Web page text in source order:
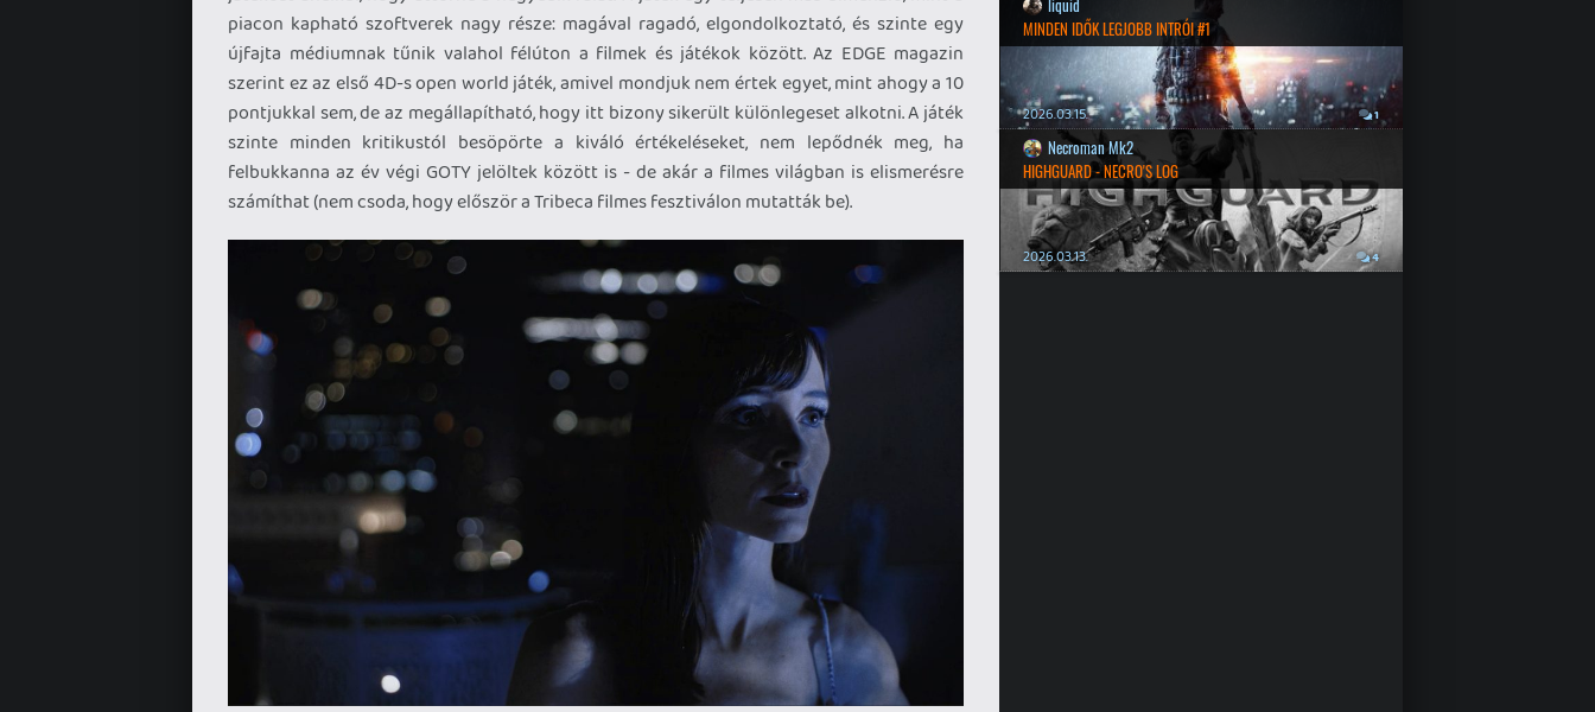
piacon kapható szoftverek nagy része: magával ragadó, elgondolkoztató, és szinte egy
újfajta médiumnak tűnik valahol félúton a filmek és játékok között. Az EDGE magazin
szerint ez az első 4D-s open world játék, amivel mondjuk nem értek egyet, mint ahogy a 10
pontjukkal sem, de az megállapítható, hogy itt bizony sikerült különlegeset alkotni. A játék
szinte minden kritikustól besöpörte a kiváló értékeléseket, nem lepődnék meg, ha
felbukkanna az év végi GOTY jelöltek között is - de akár a filmes világban is elismerésre
számíthat (nem csoda, hogy először a Tribeca filmes fesztiválon mutatták be).
liquid
MINDEN IDŐK LEGJOBB INTRÓI #1
2026.03.15. 1
Necroman Mk2
HIGHGUARD - NECRO'S LOG
2026.03.13. 4